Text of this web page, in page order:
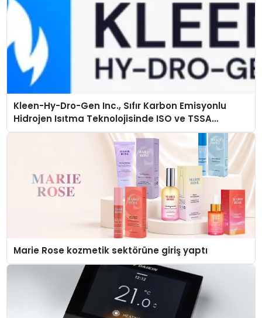
Kleen-Hy-Dro-Gen Inc., Sıfır Karbon Emisyonlu
Hidrojen Isıtma Teknolojisinde ISO ve TSSA
Düzenleyici Onaylarını Aldı
Marie Rose kozmetik sektörüne giriş yaptı